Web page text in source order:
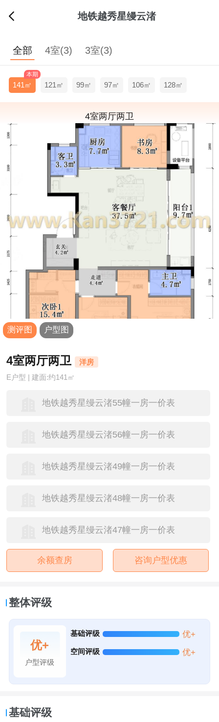
地铁越秀星缦云渚
全部 4室(3) 3室(3)
141㎡
本期
121㎡ 99㎡ 97㎡ 106㎡ 128㎡
4室两厅两卫
测评图 户型图
4室两厅两卫 洋房
E户型 | 建面:约141㎡
地铁越秀星缦云渚55幢一房一价表
地铁越秀星缦云渚56幢一房一价表
地铁越秀星缦云渚49幢一房一价表
地铁越秀星缦云渚48幢一房一价表
地铁越秀星缦云渚47幢一房一价表
余额查房 咨询户型优惠
整体评级
优+
户型评级
基础评级 优+
空间评级 优+
基础评级